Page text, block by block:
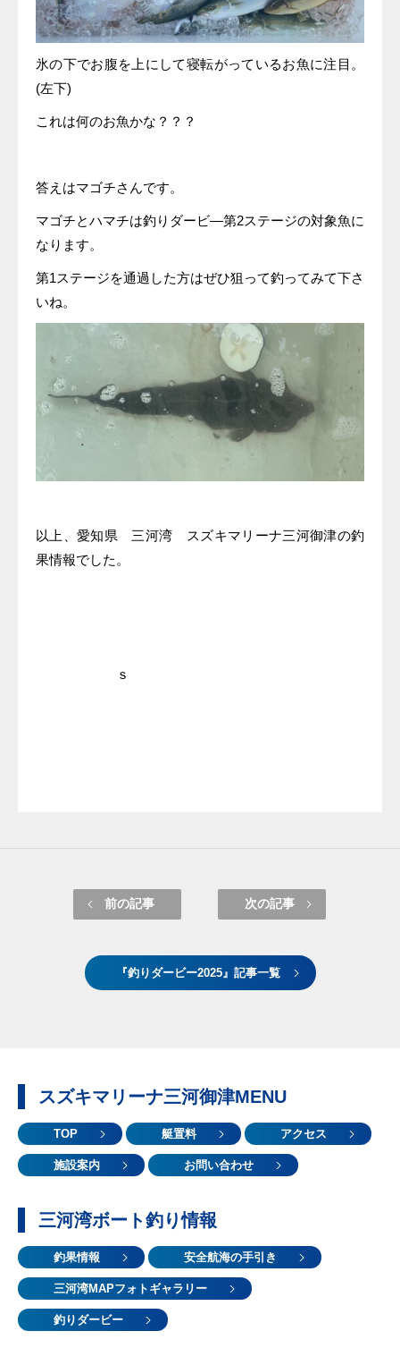
氷の下でお腹を上にして寝転がっているお魚に注目。
(左下)
これは何のお魚かな？？？
答えはマゴチさんです。
マゴチとハマチは釣りダービ―第2ステージの対象魚に
なります。
第1ステージを通過した方はぜひ狙って釣ってみて下さ
いね。
以上、愛知県 三河湾 スズキマリーナ三河御津の釣
果情報でした。
ｓ
前の記事 次の記事
『釣りダービー2025』記事一覧
スズキマリーナ三河御津MENU
TOP 艇置料 アクセス
施設案内 お問い合わせ
三河湾ボート釣り情報
釣果情報 安全航海の手引き
三河湾MAPフォトギャラリー
釣りダービー